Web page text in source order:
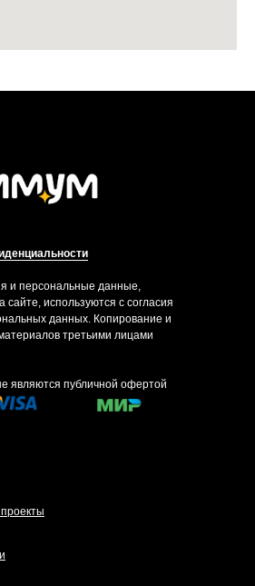
и персональные данные,
используются с согласия
данных. Копирование и
третьими лицами
являются публичной офертой